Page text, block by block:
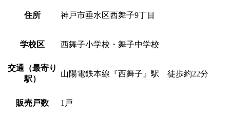
住所 神戸市垂水区西舞子9丁目
学校区 西舞子小学校・舞子中学校
交通（最寄り
駅）
山陽電鉄本線『西舞子』駅 徒歩約22分
販売戸数 1戸